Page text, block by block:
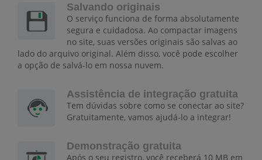
Salvando originais
O serviço funciona de forma absolutamente
segura e cuidadosa. Ao compactar imagens
no site, suas versões originais são salvas ao
lado do arquivo original. Além disso, você pode escolher
a opção de salvá-lo em nossa nuvem.
Assistência de integração gratuita
Tem dúvidas sobre como se conectar ao site?
Gratuitamente, vamos ajudá-lo a integrar!
Demonstração gratuita
Após o seu registro, você receberá 10 MB em